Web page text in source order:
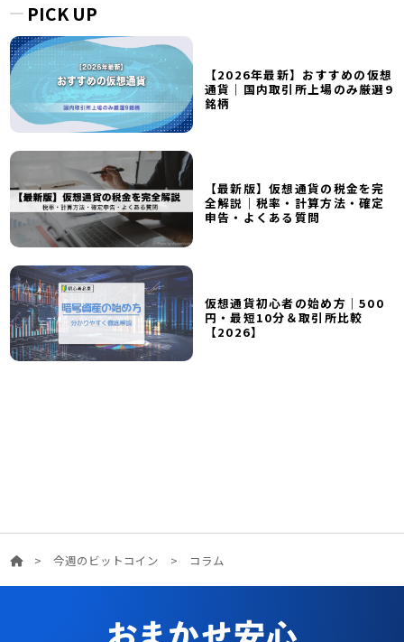
PICK UP
【2026年最新】おすすめの仮想
通貨｜国内取引所上場のみ厳選9
銘柄
【最新版】仮想通貨の税金を完
全解説｜税率・計算方法・確定
申告・よくある質問
仮想通貨初心者の始め方｜500
円・最短10分＆取引所比較
【2026】
> 今週のビットコイン > コラム